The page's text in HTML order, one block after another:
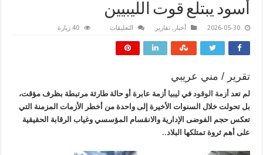
أسود يبتلع قوت الليبيين
2026-05-30 أخبار ,تقارير التعليقات
يبتلع
قوت
الليبيين
مغلقة
40 زيارة
تقرير / مني عريبي
لم تعد أزمة الوقود فيليبيا أزمة عابرة أو حالة طارئة مرتبطة بظرف مؤقت،
بل تحولت خلال السنوات الأخيرة إلى واحدة من أخطر الأزمات المزمنة التي
تعكس حجم الفوضى الإدارية والانقسام المؤسسي وغياب الرقابة الحقيقية
على أهم ثروة تمتلكها البلاد..